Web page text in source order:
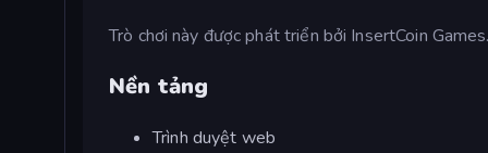
Trò chơi này được phát triển bởi InsertCoin Games.
Nền tảng
Trình duyệt web